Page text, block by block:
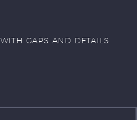
WITH GAPS AND DETAILS